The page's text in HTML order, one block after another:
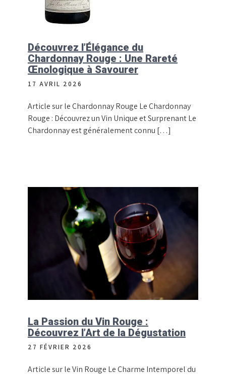
Découvrez l’Élégance du
Chardonnay Rouge : Une Rareté
Œnologique à Savourer
17 AVRIL 2026
Article sur le Chardonnay Rouge Le Chardonnay
Rouge : Découvrez un Vin Unique et Surprenant Le
Chardonnay est généralement connu […]
La Passion du Vin Rouge :
Découvrez l’Art de la Dégustation
27 FÉVRIER 2026
Article sur le Vin Rouge Le Charme Intemporel du